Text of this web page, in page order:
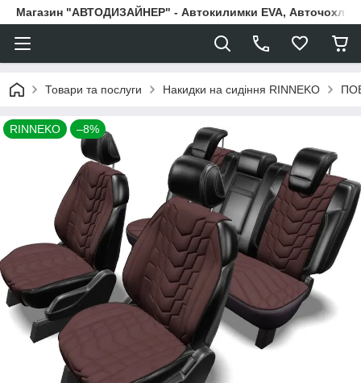
Магазин "АВТОДИЗАЙНЕР" - Автокилимки EVA, Авточохли,
Товари та послуги Накидки на сидіння RINNEKO
RINNEKO –8%